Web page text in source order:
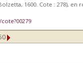
1600. Cote : 278),